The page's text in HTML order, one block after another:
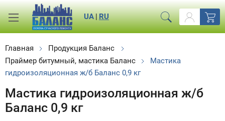
RU
|
UA
Главная
Продукция Баланс
Праймер битумный, мастика Баланс
Мастика
гидроизоляционная ж/б Баланс 0,9 кг
Мастика гидроизоляционная ж/б
Баланс 0,9 кг